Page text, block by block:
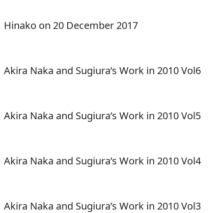
Hinako on 20 December 2017
Akira Naka and Sugiura’s Work in 2010 Vol6
Akira Naka and Sugiura’s Work in 2010 Vol5
Akira Naka and Sugiura’s Work in 2010 Vol4
Akira Naka and Sugiura’s Work in 2010 Vol3